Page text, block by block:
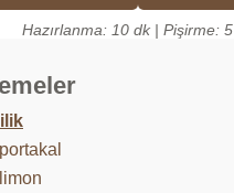
Hazırlanma: 10 dk | Pişirme: